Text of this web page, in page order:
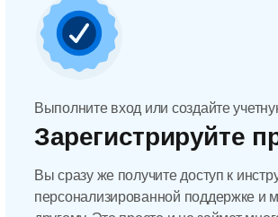
Выполните вход или создайте
Зарегистрируйте
Вы сразу же получите доступ к
персонализированной поддержке и